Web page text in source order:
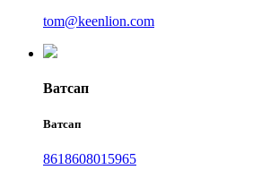
tom@keenlion.com
Ватсап
Ватсап
8618608015965